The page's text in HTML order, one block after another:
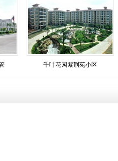
千叶花园紫荆苑小区